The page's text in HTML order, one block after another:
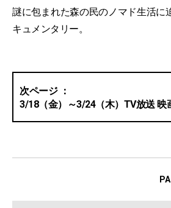
謎に包まれた森の民のノマド生活に
キュメンタリー。
3/18（金）～3/24（木）TV放送 映